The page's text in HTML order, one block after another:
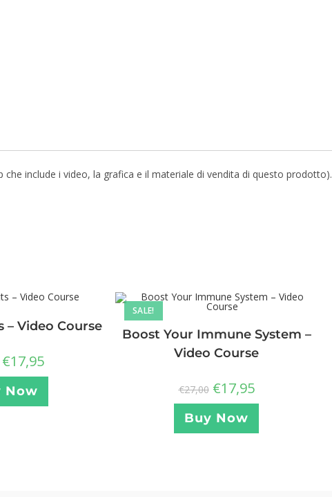
include i video, la grafica e il materiale di vendita di questo prodotto).
– Video Course
€17,95
Now
SALE!
Boost Your Immune System –
Video Course
€27,00 €17,95
Buy Now